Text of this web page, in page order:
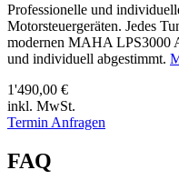
Professionelle und
Motorsteuergeräten. Jedes
modernen MAHA LPS3000
und individuell abgestimmt.
1'490,00 €
inkl. MwSt.
Termin Anfragen
FAQ